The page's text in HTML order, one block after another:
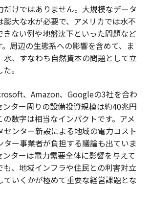
だけではありません。大規模なデータ
膨大な水が必要で、アメリカでは水不
きない例や地盤沈下といった問題など
周辺の生態系への影響を含めて、ま
水、すなわち自然資本の問題として立
。
、Amazon、Googleの3社を合わ
ター周りの設備投資規模は約40兆円
の数字は相当なインパクトです。アメ
センター新設による地域の電力コスト
ター事業者が負担する議論も出ていま
ンターは電力需要全体に影響を与えて
も、地域インフラや住民との利害対立
ていくかが極めて重要な経営課題とな